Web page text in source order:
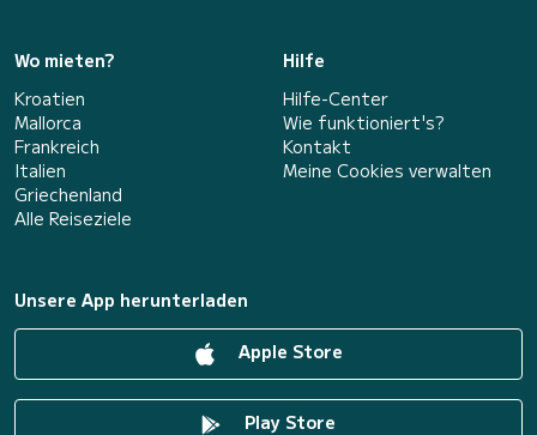
Wo mieten?
Kroatien
Mallorca
Frankreich
Italien
Griechenland
Alle Reiseziele
Hilfe
Hilfe-Center
Wie funktioniert's?
Kontakt
Meine Cookies verwalten
Unsere App herunterladen
Apple Store
Play Store